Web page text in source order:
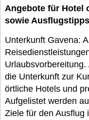
Angebote für Hotel
sowie
Unterkunft Gavena:
die Unterkunft zur
örtliche Hotels und
Aufgelistet werden
Ziele für den Ausflug